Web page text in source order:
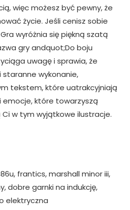
więc możesz być pewny, że
życie. Jeśli cenisz sobie
wyróżnia się piękną szatą
gry andquot;Do boju
uwagę i sprawia, że
wykonanie,
tekstem, które uatrakcyjniają
emocje, które towarzyszą
w tym wyjątkowe ilustracje.
frantics, marshall minor iii,
dobre garnki na indukcję,
elektryczna